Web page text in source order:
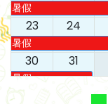
暑假
23 24
暑假
30 31
暑假